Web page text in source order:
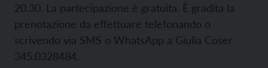
20.30. La partecipazione è gratuita. È gradita la
prenotazione da effettuare telefonando o
scrivendo via SMS o WhatsApp a Giulia Coser
345.0328484.